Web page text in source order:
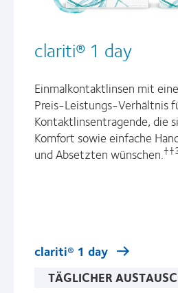
clariti® 1 day
Einmalkontaktlinsen mit
Preis-Leistungs-Verhältnis
Kontaktlinsentragende, die
Komfort sowie einfache
und Absetzten wünschen.
clariti® 1 day
TÄGLICHER